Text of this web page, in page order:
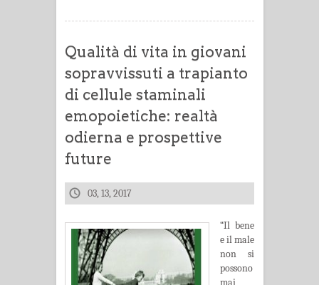
Qualità di vita in giovani
sopravvissuti a trapianto
di cellule staminali
emopoietiche: realtà
odierna e prospettive
future
03, 13, 2017
“Il bene
e il male
non si
possono